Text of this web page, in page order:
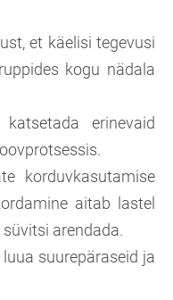
et käelisi tegevusi
kogu nädala
erinevaid
korduvkasutamise
aitab lastel
arendada.
suurepäraseid ja